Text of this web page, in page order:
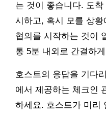
는 것이 좋습니다. 도
시하고, 혹시 모를 상
협의를 시작하는 것이
통 5분 내외로 간결하
호스트의 응답을 기다
에서 제공하는 체크인
하세요. 호스트가 미리